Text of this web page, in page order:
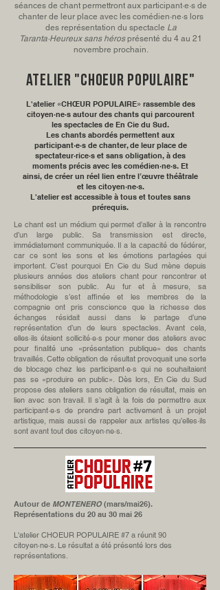
séances de chant permettront aux participant·e·s de
chanter de leur place avec les comédien·ne·s lors
des représentation du spectacle La
Taranta·Heureux sans hérosprésenté du 4 au 21
novembre prochain.
atelier "cHOEUR POPULAIRE"
L'atelier «CHŒUR POPULAIRE» rassemble des
citoyen·ne·s autour des chants qui parcourent
les spectacles de En Cie du Sud.
Les chants abordés permettent aux
participant·e·s de chanter, de leur place de
spectateur·rice·s et sans obligation, à des
moments précis avec les comédien·ne·s. Et
ainsi, de créer un réel lien entre l’œuvre théâtrale
et les citoyen∙ne∙s.
L'atelier est accessible à tous et toutes sans
prérequis.
Le chant est un médium qui permet d’aller à la rencontre
d’un large public. Sa transmission est directe,
immédiatement communiquée. Il a la capacité de fédérer,
car ce sont les sons et les émotions partagées qui
importent. C’est pourquoi En Cie du Sud mène depuis
plusieurs années des ateliers chant pour rencontrer et
sensibiliser son public. Au fur et à mesure, sa
méthodologie s’est affinée et les membres de la
compagnie ont pris conscience que la richesse des
échanges résidait aussi dans le partage d’une
représentation d’un de leurs spectacles. Avant cela,
elles·ils étaient sollicité·e·s pour mener des ateliers avec
pour finalité une «présentation publique» des chants
travaillés. Cette obligation de résultat provoquait une sorte
de blocage chez les participant·e·s qui ne souhaitaient
pas se «produire en public». Dès lors, En Cie du Sud
propose des ateliers sans obligation de résultat, mais en
lien avec son travail. Il s’agit à la fois de permettre aux
participant·e·s de prendre part activement à un projet
artistique, mais aussi de rappeler aux artistes qu’elles·ils
sont avant tout des citoyen·ne·s.
Autour de MONTENERO(mars/mai26).
Représentations du 20 au 30 mai 26
L'atelier CHOEUR POPULAIRE #7 a réunit 90
citoyen·ne·s. Le résultat a été présenté lors des
représentations.